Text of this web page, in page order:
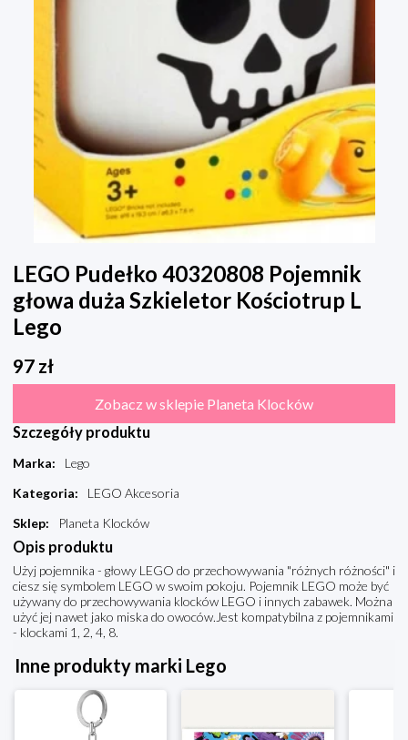
LEGO Pudełko 40320808 Pojemnik
głowa duża Szkieletor Kościotrup L
Lego
97 zł
Zobacz w sklepie Planeta Klocków
Szczegóły produktu
Marka:
Lego
Kategoria:
LEGO Akcesoria
Sklep: Planeta Klocków
Opis produktu
Użyj pojemnika - głowy LEGO do przechowywania "różnych różności" i
ciesz się symbolem LEGO w swoim pokoju. Pojemnik LEGO może być
używany do przechowywania klocków LEGO i innych zabawek. Można
użyć jej nawet jako miska do owoców.Jest kompatybilna z pojemnikami
- klockami 1, 2, 4, 8.
Inne produkty marki Lego